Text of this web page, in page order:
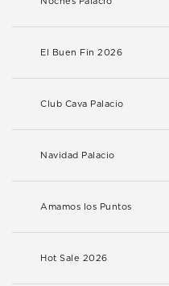
El Buen Fin 2026
Club Cava Palacio
Navidad Palacio
Amamos los Puntos
Hot Sale 2026